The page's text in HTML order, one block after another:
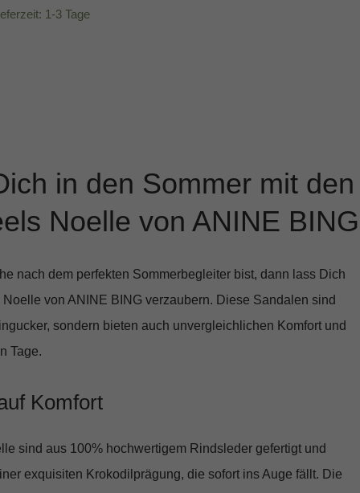
1-3 Tage
in den Sommer mit den
Noelle von ANINE BING
nach dem perfekten Sommerbegleiter bist, dann lass Dich
Noelle von ANINE BING verzaubern. Diese Sandalen sind
sondern bieten auch unvergleichlichen Komfort und
Tage.
Komfort
sind aus 100% hochwertigem Rindsledergefertigt und
exquisiten Krokodilprägung, die sofort ins Auge fällt. Die